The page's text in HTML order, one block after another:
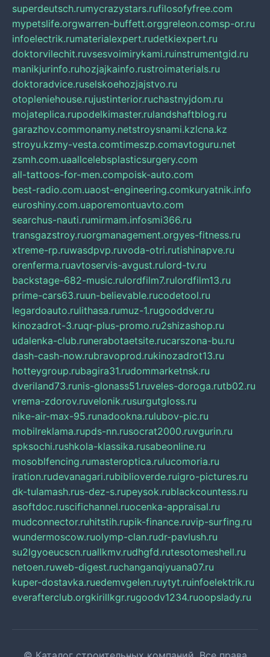
superdeutsch.rumycrazystars.rufilosofyfree.com
mypetslife.orgwarren-buffett.orggreleon.comsp-or.ru
infoelectrik.rumaterialexpert.rudetkiexpert.ru
doktorvilechit.ruvsesvoimirykami.ruinstrumentgid.ru
manikjurinfo.ruhozjajkainfo.rustroimaterials.ru
doktoradvice.ruselskoehozjajstvo.ru
otopleniehouse.rujustinterior.ruchastnyjdom.ru
mojateplica.rupodelkimaster.rulandshaftblog.ru
garazhov.commonamy.netstroysnami.kzlcna.kz
stroyu.kzmy-vesta.comtimeszp.comavtoguru.net
zsmh.com.uaallcelebsplasticsurgery.com
all-tattoos-for-men.compoisk-auto.com
best-radio.com.uaost-engineering.comkuryatnik.info
euroshiny.com.uaporemontuavto.com
searchus-nauti.rumirmam.infosmi366.ru
transgazstroy.ruorgmanagement.orgyes-fitness.ru
xtreme-rp.ruwasdpvp.ruvoda-otri.rutishinapve.ru
orenferma.ruavtoservis-avgust.rulord-tv.ru
backstage-682-music.rulordfilm7.rulordfilm13.ru
prime-cars63.ruun-believable.rucodetool.ru
legardoauto.rulithasa.rumuz-1.rugooddver.ru
kinozadrot-3.ruqr-plus-promo.ru2shizashop.ru
udalenka-club.runerabotaetsite.rucarszona-bu.ru
dash-cash-now.rubravoprod.rukinozadrot13.ru
hotteygroup.rubagira31.rudommarketnsk.ru
dveriland73.runis-glonass51.ruveles-doroga.rutb02.ru
vrema-zdorov.ruvelonik.rusurgutgloss.ru
nike-air-max-95.runadookna.rulubov-pic.ru
mobilreklama.rupds-nn.rusocrat2000.ruvgurin.ru
spksochi.rushkola-klassika.rusabeonline.ru
mosoblfencing.rumasteroptica.rulucomoria.ru
iration.rudevanagari.rubiblioverde.ruigro-pictures.ru
dk-tulamash.rus-dez-s.rupeysok.rublackcountess.ru
asoftdoc.ruscifichannel.ruocenka-appraisal.ru
mudconnector.ruhitstih.rupik-finance.ruvip-surfing.ru
wundermoscow.ruolymp-clan.rudr-pavlush.ru
su2lgyoeucscn.ruallkmv.rudhgfd.rutesotomeshell.ru
netoen.ruweb-digest.ruchanganqiyuana07.ru
kuper-dostavka.ruedemvgelen.ruytyt.ruinfoelektrik.ru
everafterclub.orgkirillkgr.rugoodv1234.ruoopslady.ru